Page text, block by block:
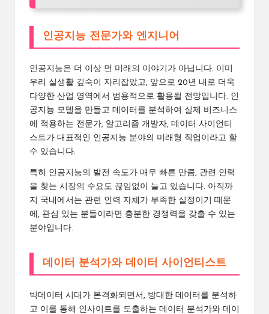
인공지능 전문가와 엔지니어
인공지능은 더 이상 먼 미래의 이야기가 아닙니다. 이미
우리 실생활 깊숙이 자리잡았고, 앞으로 20년 내로 더욱
다양한 산업 영역에서 범용적으로 활용될 전망입니다. 인
공지능 모델을 만들고 데이터를 분석하여 실제 비즈니스
에 적용하는 전문가, 알고리즘 개발자, 데이터 사이언티
스트가 대표적인 인공지능 분야의 미래형 직업이라고 할
수 있습니다.
특히 인공지능의 발전 속도가 매우 빠른 만큼, 관련 인력
을 찾는 시장의 수요도 끊임없이 늘고 있습니다. 아직까
지 국내에서는 관련 인력 자체가 부족한 실정이기 때문
에, 관심 있는 분들이라면 충분한 경쟁력을 갖출 수 있는
분야입니다.
데이터 분석가와 데이터 사이언티스트
빅데이터 시대가 본격화되면서, 방대한 데이터를 분석하
고 이를 통해 인사이트를 도출하는 데이터 분석가와 데이